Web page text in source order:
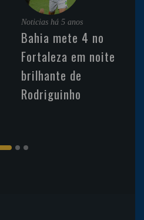
Noticias há 5 anos
Bahia mete 4 no
Fortaleza em noite
brilhante de
Rodriguinho